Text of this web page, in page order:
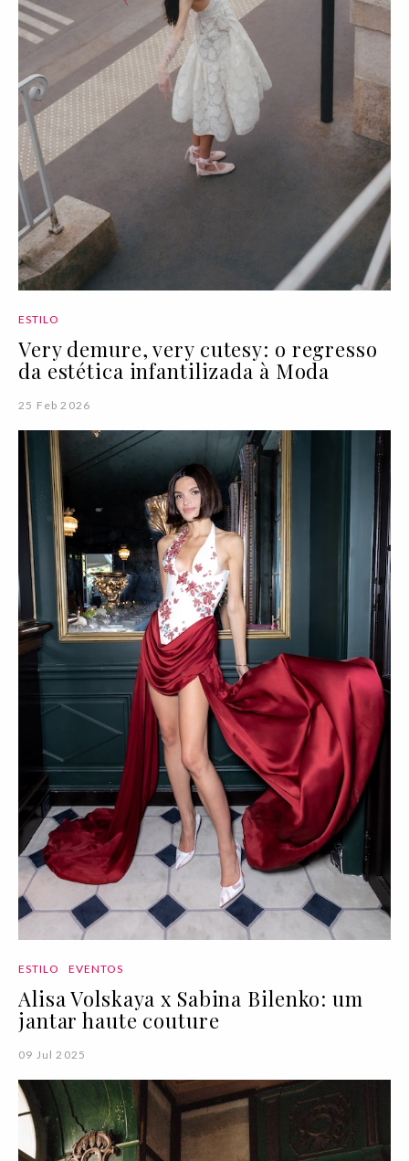
ESTILO
Very demure, very cutesy: o regresso
da estética infantilizada à Moda
25 Feb 2026
ESTILO EVENTOS
Alisa Volskaya x Sabina Bilenko: um
jantar haute couture
09 Jul 2025